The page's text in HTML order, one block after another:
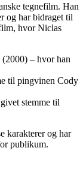
tegnefilm. Han
og har bidraget til
hvor Niclas
– hvor han
til pingvinen Cody
stemme til
karakterer og har
publikum.